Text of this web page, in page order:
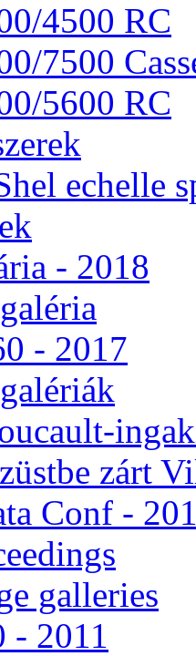
4500 RC
7500
5600 RC
echel­le
- 2018
- 2017
zárt
Conf -
gal­le­ri­es
- 2011